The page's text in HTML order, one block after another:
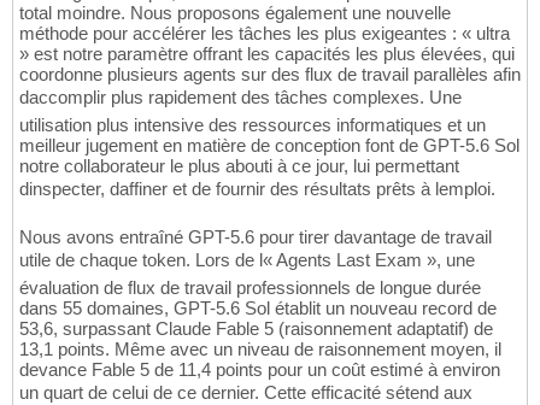
total moindre. Nous proposons également une nouvelle
méthode pour accélérer les tâches les plus exigeantes : « ultra
» est notre paramètre offrant les capacités les plus élevées, qui
coordonne plusieurs agents sur des flux de travail parallèles afin
daccomplir plus rapidement des tâches complexes. Une
utilisation plus intensive des ressources informatiques et un
meilleur jugement en matière de conception font de GPT-5.6 Sol
notre collaborateur le plus abouti à ce jour, lui permettant
dinspecter, daffiner et de fournir des résultats prêts à lemploi.
Nous avons entraîné GPT-5.6 pour tirer davantage de travail
utile de chaque token. Lors de l« Agents Last Exam », une
évaluation de flux de travail professionnels de longue durée
dans 55 domaines, GPT-5.6 Sol établit un nouveau record de
53,6, surpassant Claude Fable 5 (raisonnement adaptatif) de
13,1 points. Même avec un niveau de raisonnement moyen, il
devance Fable 5 de 11,4 points pour un coût estimé à environ
un quart de celui de ce dernier. Cette efficacité sétend aux